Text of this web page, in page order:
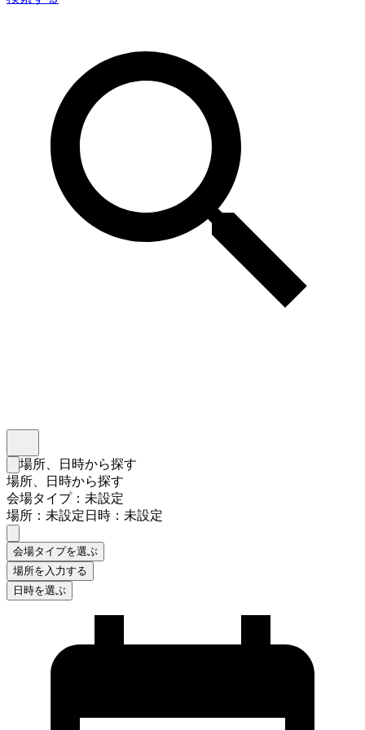
検索フォームを閉じる
場所、日時から探す
場所、日時から探す
会場タイプ：未設定
場所：未設定日時：未設定
会場タイプを選ぶ
場所を入力する
日時を選ぶ